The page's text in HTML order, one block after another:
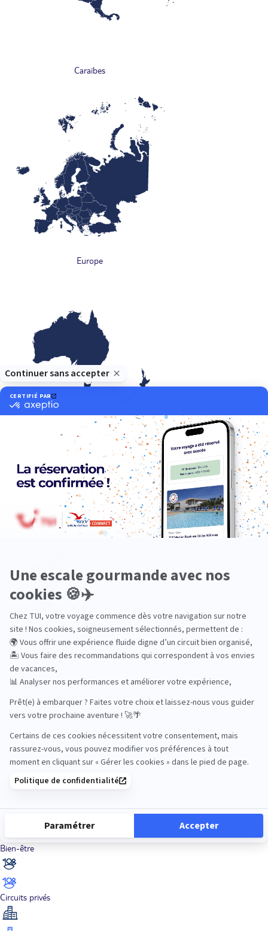
Caraïbes
Europe
Océanie
Océan Indien
Nos thématiques
Actif
Adult only
Bien-être
Circuits privés